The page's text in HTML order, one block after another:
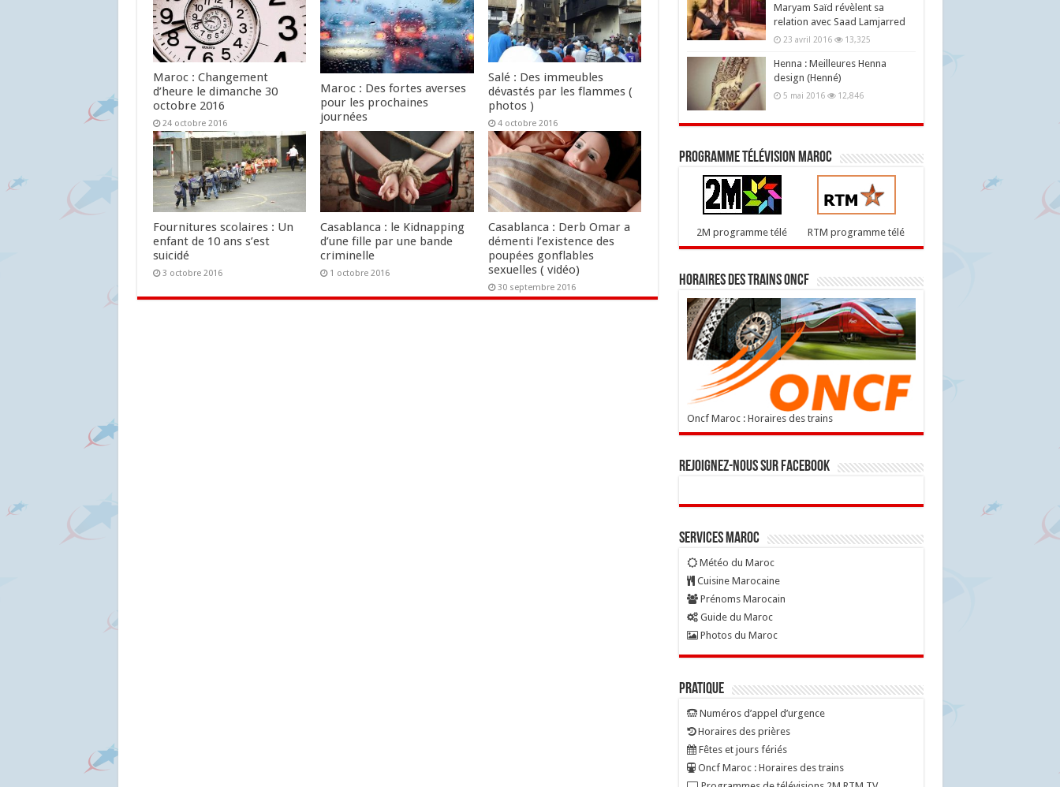
Maroc : Changement
d’heure le dimanche 30
octobre 2016
24 octobre 2016
Maroc : Des fortes averses
pour les prochaines
journées
24 octobre 2016
Salé : Des immeubles
dévastés par les flammes (
photos )
4 octobre 2016
Fournitures scolaires : Un
enfant de 10 ans s’est
suicidé
3 octobre 2016
Casablanca : le Kidnapping
d’une fille par une bande
criminelle
1 octobre 2016
Casablanca : Derb Omar a
démenti l’existence des
poupées gonflables
sexuelles ( vidéo)
30 septembre 2016
Maryam Saïd révèlent sa
relation avec Saad Lamjarred
23 avril 2016 13,325
Henna : Meilleures Henna
design (Henné)
5 mai 2016 12,846
Programme télévision maroc
2M programme télé RTM programme télé
Horaires des trains ONCF
Oncf Maroc : Horaires des trains
Rejoignez-nous sur Facebook
Services Maroc
Météo du Maroc
Cuisine Marocaine
Prénoms Marocain
Guide du Maroc
Photos du Maroc
Pratique
Numéros d’appel d’urgence
Horaires des prières
Fêtes et jours fériés
Oncf Maroc : Horaires des trains